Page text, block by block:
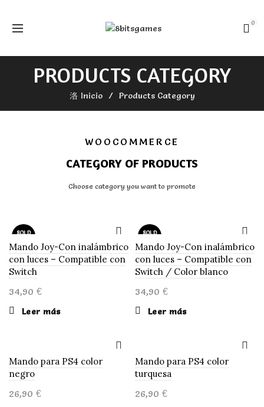
0
PRODUCTS CATEGORY
Inicio Products Category
WOOCOMMERCE
CATEGORY OF PRODUCTS
Choose category you want to promote
SOLD
Mando Joy-Con inalámbrico
con luces – Compatible con
Switch
34,90 €
Leer más
SOLD
Mando Joy-Con inalámbrico
con luces – Compatible con
Switch / Color blanco
34,90 €
Leer más
Mando para PS4 color
negro
26,90 €
Mando para PS4 color
turquesa
26,90 €